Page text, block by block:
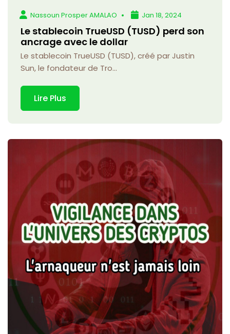
Nassoun Prosper AMALAO Jan 18, 2024
Le stablecoin TrueUSD (TUSD) perd son
ancrage avec le dollar
Le stablecoin TrueUSD (TUSD), créé par Justin
Sun, le fondateur de Tro...
Lire Plus